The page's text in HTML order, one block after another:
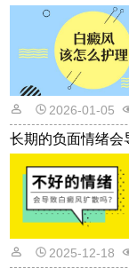
2026-01-05
长期的负面情绪会
2025-12-18